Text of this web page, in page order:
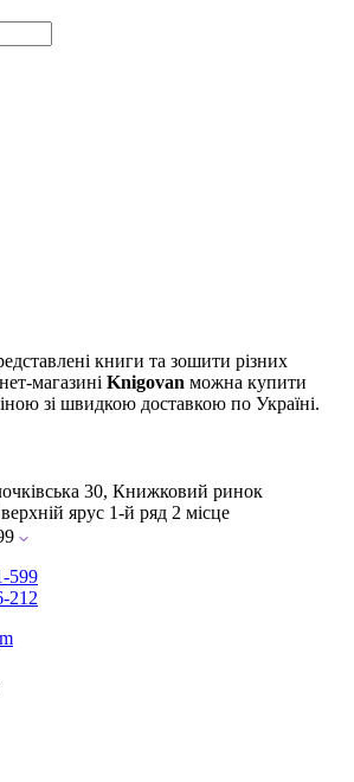
книги та зошити різних
магазині Knigovan можна купити
зі швидкою доставкою по Україні.
30, Книжковий ринок
ярус 1-й ряд 2 місце
599
212